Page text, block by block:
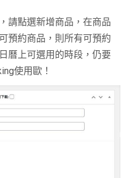
請點選新增商品，在商品
預約商品，則所有可預約
曆上可選用的時段，仍要
使用歐！